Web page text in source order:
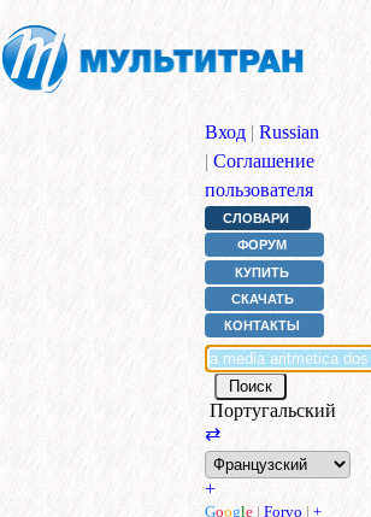
Вход | Russian
| Соглашение
пользователя
СЛОВАРИ
ФОРУМ
КУПИТЬ
СКАЧАТЬ
КОНТАКТЫ
Португальский
⇄
+
Google | Forvo | +